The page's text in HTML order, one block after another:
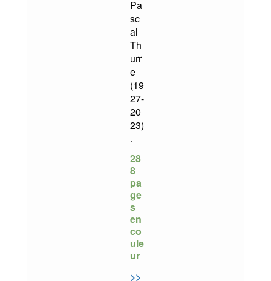
Pa
sc
al
Th
urr
e
(19
27-
20
23)
.
28
8
pa
ge
s
en
co
ule
ur
>>